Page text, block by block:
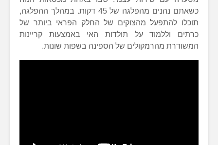
כשאתם נהנים מהפלגה של 45 דקות. במהלך ההפלגה,
תוכלו להתפעל מהצוקים של החלק הפראי ביותר של
כרתים וללמוד על תולדות האי באמצעות קריינות
המשודרת מהרמקולים של הספינה בשפות שונות.